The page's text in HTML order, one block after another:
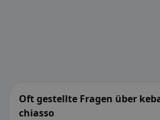
Oft gestellte Fragen über
chiasso